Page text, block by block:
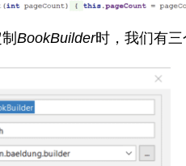
BookBuilder时，我们有